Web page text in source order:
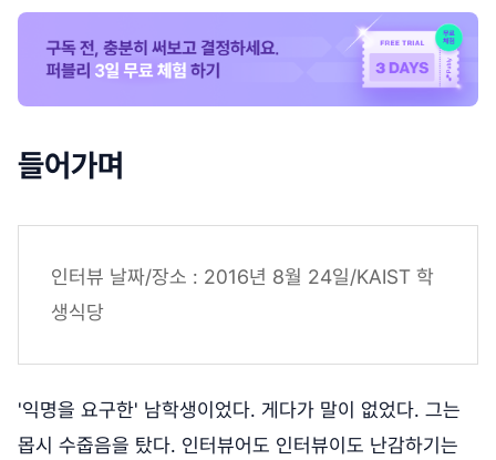
들어가며
인터뷰 날짜/장소 : 2016년 8월 24일/KAIST 학
생식당
'익명을 요구한' 남학생이었다. 게다가 말이 없었다. 그는
몹시 수줍음을 탔다. 인터뷰어도 인터뷰이도 난감하기는